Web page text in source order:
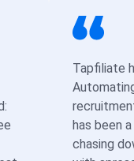
Tapfiliate
has been
chasing